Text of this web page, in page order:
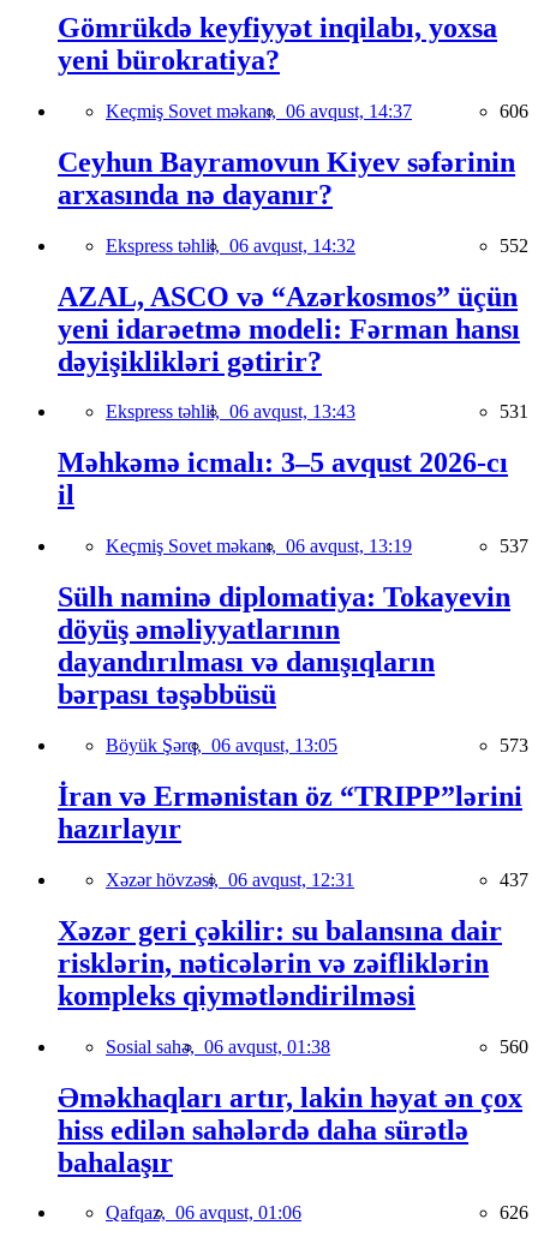
Gömrükdə keyfiyyət inqilabı, yoxsa
yeni bürokratiya?
Keçmiş Sovet məkanı, 06 avqust, 14:37 606
Ceyhun Bayramovun Kiyev səfərinin
arxasında nə dayanır?
Ekspress təhlil, 06 avqust, 14:32 552
AZAL, ASCO və “Azərkosmos” üçün
yeni idarəetmə modeli: Fərman hansı
dəyişiklikləri gətirir?
Ekspress təhlil, 06 avqust, 13:43 531
Məhkəmə icmalı: 3–5 avqust 2026-cı
il
Keçmiş Sovet məkanı, 06 avqust, 13:19 537
Sülh naminə diplomatiya: Tokayevin
döyüş əməliyyatlarının
dayandırılması və danışıqların
bərpası təşəbbüsü
Böyük Şərq, 06 avqust, 13:05 573
İran və Ermənistan öz “TRIPP”lərini
hazırlayır
Xəzər hövzəsi, 06 avqust, 12:31 437
Xəzər geri çəkilir: su balansına dair
risklərin, nəticələrin və zəifliklərin
kompleks qiymətləndirilməsi
Sosial sahə, 06 avqust, 01:38 560
Əməkhaqları artır, lakin həyat ən çox
hiss edilən sahələrdə daha sürətlə
bahalaşır
Qafqaz, 06 avqust, 01:06 626